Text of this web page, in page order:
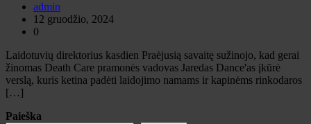
admin
12 gruodžio, 2024
0
Laidotuvių direktorius kasdien Praėjusią savaitę sužinojo, kad gerai
žinomas Death Care pramonės vadovas Jaredas Dance'as įkūrė
verslą, kuris ketina padėti laidojimo namams ir kapinėms rinkodaros
[…]
Paieška